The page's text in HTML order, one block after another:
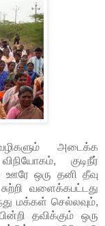
அடைக்க
குடிநீர்
ஊரே ஒரு தனி தீவு
வளைக்கபட்டது
மக்கள் செல்லவும்,
தவிக்கும் ஒரு